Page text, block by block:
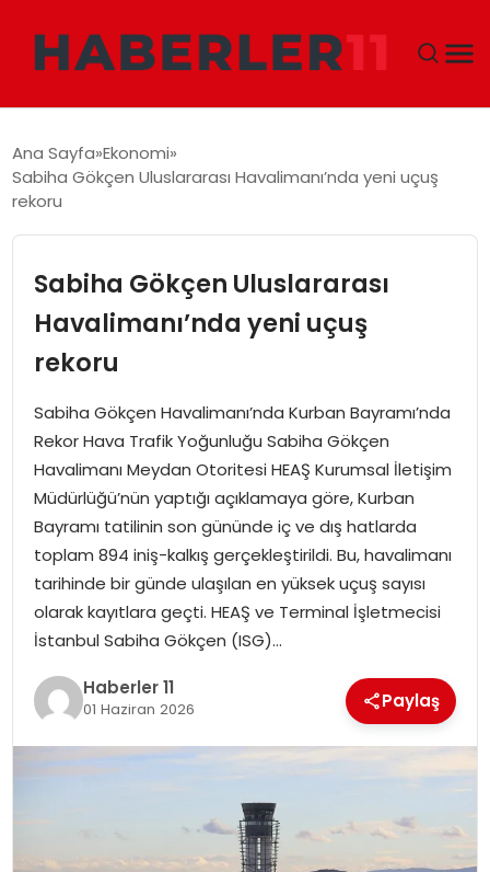
DÜNYA
TEKNOLOJI
EĞITIM
MAGAZIN
SPOR
YAŞAM
Ana Sayfa Ekonomi
Sabiha Gökçen Uluslararası Havalimanı’nda yeni uçuş
rekoru
Sabiha Gökçen Uluslararası
Havalimanı’nda yeni uçuş
rekoru
Sabiha Gökçen Havalimanı’nda Kurban Bayramı’nda
Rekor Hava Trafik Yoğunluğu Sabiha Gökçen
Havalimanı Meydan Otoritesi HEAŞ Kurumsal İletişim
Müdürlüğü’nün yaptığı açıklamaya göre, Kurban
Bayramı tatilinin son gününde iç ve dış hatlarda
toplam 894 iniş-kalkış gerçekleştirildi. Bu, havalimanı
tarihinde bir günde ulaşılan en yüksek uçuş sayısı
olarak kayıtlara geçti. HEAŞ ve Terminal İşletmecisi
İstanbul Sabiha Gökçen (ISG)…
Haberler 11
01 Haziran 2026 Paylaş